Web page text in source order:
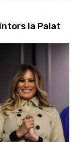
întors la Palat